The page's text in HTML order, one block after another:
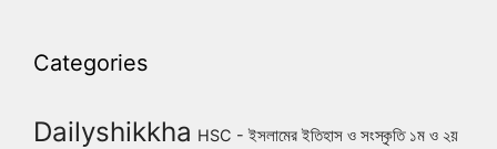
Categories
Dailyshikkha HSC - ইসলামের ইতিহাস ও সংস্কৃতি ১ম ও ২য়